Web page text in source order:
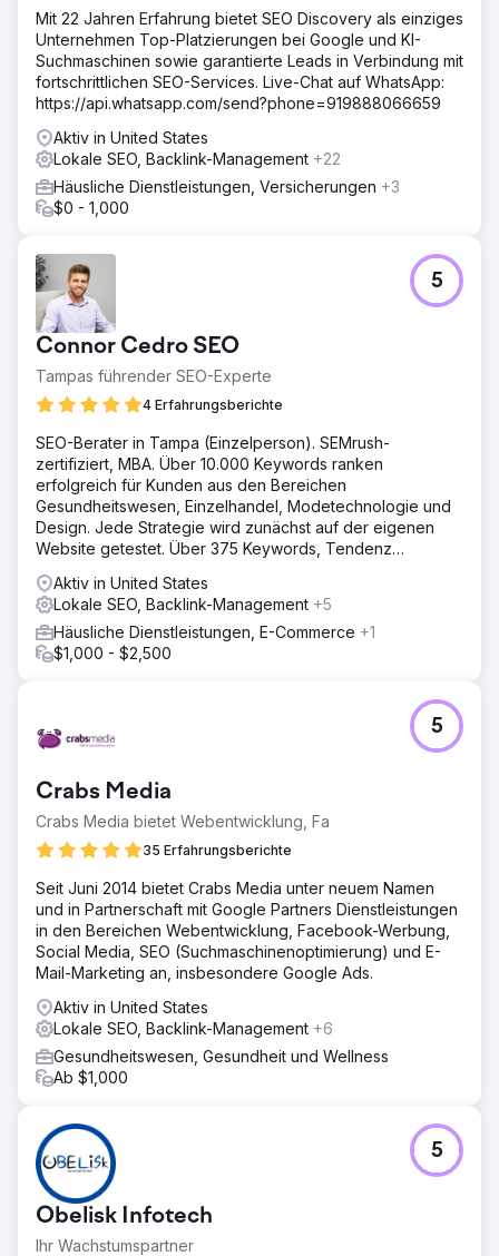
Mit 22 Jahren Erfahrung bietet SEO Discovery als einziges
Unternehmen Top-Platzierungen bei Google und KI-
Suchmaschinen sowie garantierte Leads in Verbindung mit
fortschrittlichen SEO-Services. Live-Chat auf WhatsApp:
https://api.whatsapp.com/send?phone=919888066659
Aktiv in United States
Lokale SEO, Backlink-Management +22
Häusliche Dienstleistungen, Versicherungen +3
$0 - 1,000
Connor Cedro SEO
Tampas führender SEO-Experte
4 Erfahrungsberichte
5
SEO-Berater in Tampa (Einzelperson). SEMrush-
zertifiziert, MBA. Über 10.000 Keywords ranken
erfolgreich für Kunden aus den Bereichen
Gesundheitswesen, Einzelhandel, Modetechnologie und
Design. Jede Strategie wird zunächst auf der eigenen
Website getestet. Über 375 Keywords, Tendenz
Aktiv in United States
Lokale SEO, Backlink-Management +5
Häusliche Dienstleistungen, E-Commerce +1
$1,000 - $2,500
Crabs Media
Crabs Media bietet Webentwicklung, Fa
35 Erfahrungsberichte
5
Seit Juni 2014 bietet Crabs Media unter neuem Namen
und in Partnerschaft mit Google Partners Dienstleistungen
in den Bereichen Webentwicklung, Facebook-Werbung,
Social Media, SEO (Suchmaschinenoptimierung) und E-
Mail-Marketing an, insbesondere Google Ads.
Aktiv in United States
Lokale SEO, Backlink-Management +6
Gesundheitswesen, Gesundheit und Wellness
Ab $1,000
Obelisk Infotech
Ihr Wachstumspartner
5